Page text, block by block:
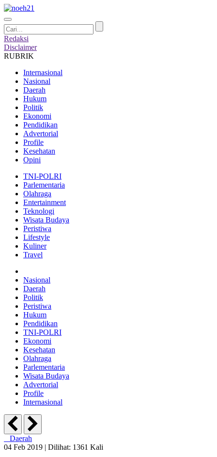
Redaksi
Disclaimer
RUBRIK
Internasional
Nasional
Daerah
Hukum
Politik
Ekonomi
Pendidikan
Advertorial
Profile
Kesehatan
Opini
TNI-POLRI
Parlementaria
Olahraga
Entertainment
Teknologi
Wisata Budaya
Peristiwa
Lifestyle
Kuliner
Travel
Nasional
Daerah
Politik
Peristiwa
Hukum
Pendidikan
TNI-POLRI
Ekonomi
Kesehatan
Olahraga
Parlementaria
Wisata Budaya
Advertorial
Profile
Internasional
Daerah
04 Feb 2019 | Dilihat: 1361 Kali